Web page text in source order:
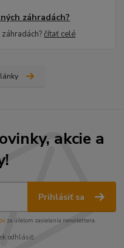
záhradách?
čítať celé
akcie a
Prihlásiť sa
za účelom zasielania newslettera.
odhlásiť.